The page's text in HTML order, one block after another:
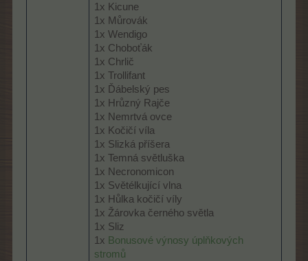
1x Kicune
1x Můrovák
1x Wendigo
1x Choboťák
1x Chrlič
1x Trollifant
1x Ďábelský pes
1x Hrůzný Rajče
1x Nemrtvá ovce
1x Kočičí víla
1x Slizká příšera
1x Temná světluška
1x Necronomicon
1x Světélkující vlna
1x Hůlka kočičí víly
1x Žárovka černého světla
1x Sliz
1x Bonusové výnosy úplňkových
stromů